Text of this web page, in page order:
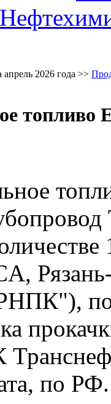
2026 года >>
по РФ.